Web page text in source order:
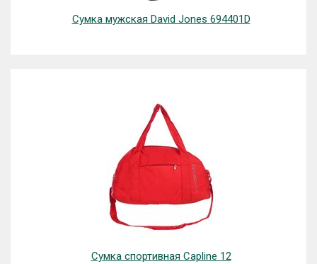
Сумка мужская David Jones 694401D
Сумка спортивная Capline 12